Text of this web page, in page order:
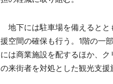
地下には駐車場を備えるとと
援空間の確保も行う。1階の一
には商業施設を配するほか、
の来街者を対処とした観光支援